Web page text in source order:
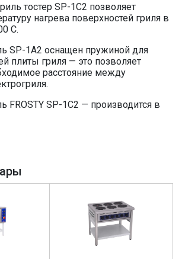
тостер SP-1C2 позволяет
нагрева поверхностей гриля в
С.
SP-1A2 оснащен пружиной для
плиты гриля — это позволяет
расстояние между
FROSTY SP-1C2 — производится в